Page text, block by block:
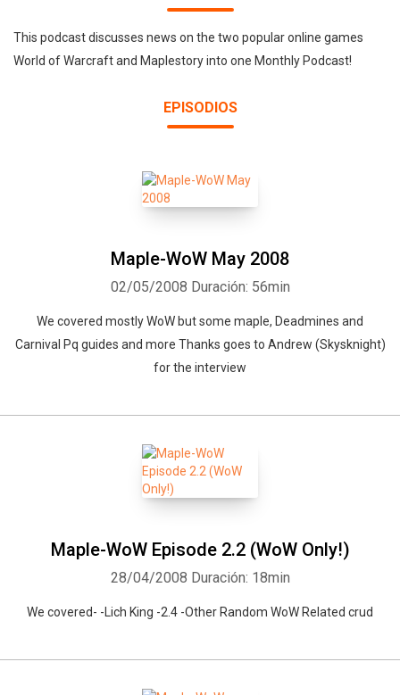
This podcast discusses news on the two popular online games
World of Warcraft and Maplestory into one Monthly Podcast!
EPISODIOS
Maple-WoW May 2008
02/05/2008 Duración: 56min
We covered mostly WoW but some maple, Deadmines and
Carnival Pq guides and more Thanks goes to Andrew (Skysknight)
for the interview
Maple-WoW Episode 2.2 (WoW Only!)
28/04/2008 Duración: 18min
We covered- -Lich King -2.4 -Other Random WoW Related crud